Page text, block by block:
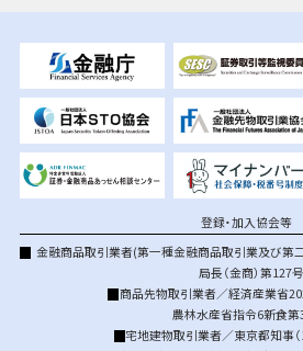
登録・加入協会等
金融商品取引業者(第一種金融商品取引業及び第
局長（金商）第127号
商品先物取引業者／経済産業省
農林水産省指令6新食第
宅地建物取引業者／東京都知事（